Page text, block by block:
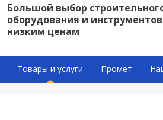
Большой выбор
оборудования и
низким ценам
Товары и услуги Промет